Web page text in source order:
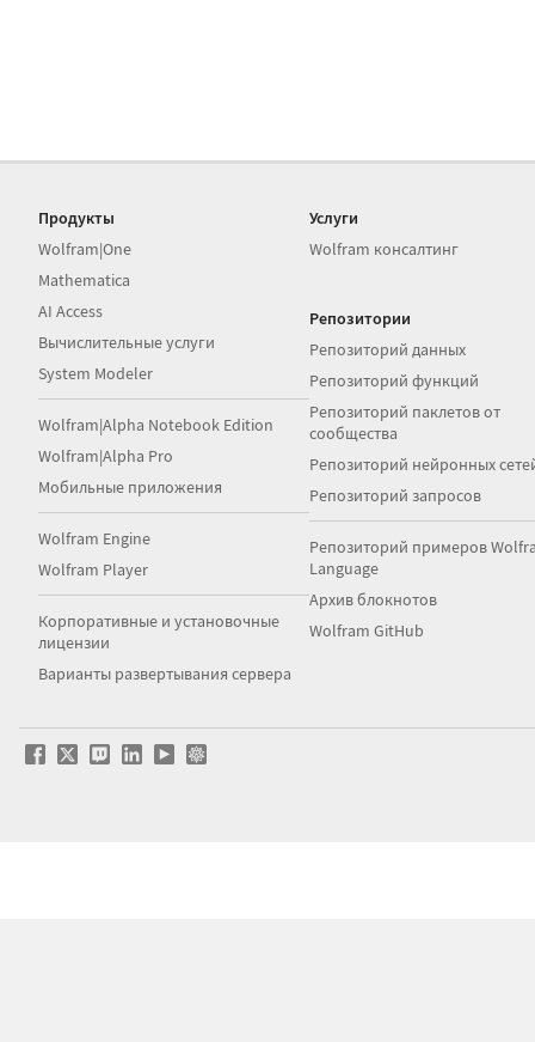
Продукты
Wolfram|One
Mathematica
AI Access
Вычислительные услуги
System Modeler
Wolfram|Alpha Notebook Edition
Wolfram|Alpha Pro
Мобильные приложения
Wolfram Engine
Wolfram Player
Корпоративные и установочные
лицензии
Варианты развертывания сервера
Услуги
Wolfram консалтинг
Репозитории
Репозиторий данных
Репозиторий функций
Репозиторий паклетов от
сообщества
Репозиторий нейронных
Репозиторий запросов
Репозиторий примеров
Language
Архив блокнотов
Wolfram GitHub